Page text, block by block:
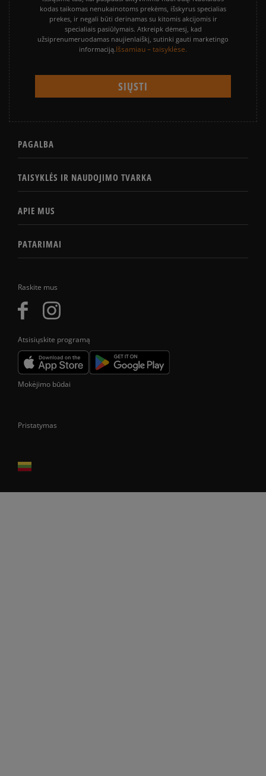
Raskite mus
Atsisiųskite programą
kodas taikomas nenukainotoms prekėms, išskyrus specialias
prekes, ir negali būti derinamas su kitomis akcijomis ir
specialiais pasiūlymais. Atkreipk dėmesį, kad
užsiprenumeruodamas naujienlaiškį, sutinki gauti marketingo
informaciją.Išsamiau – taisyklėse.
PAGALBA
TAISYKLĖS IR NAUDOJIMO TVARKA
APIE MUS
PATARIMAI
Mokėjimo būdai
Pristatymas